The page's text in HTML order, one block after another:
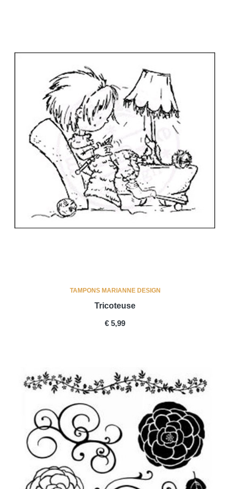
TAMPONS MARIANNE DESIGN
Tricoteuse
PRICE
€ 5,99